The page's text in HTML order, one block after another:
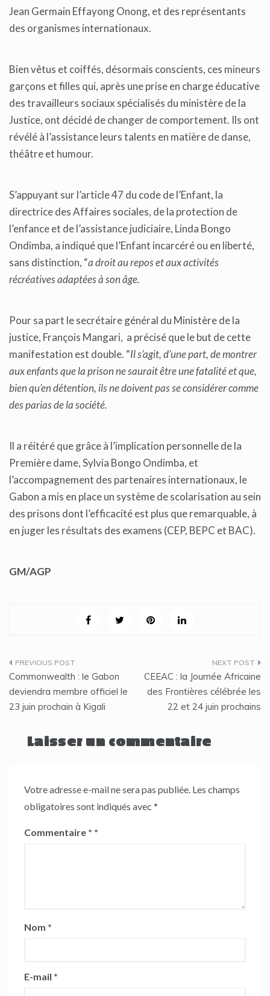
Jean Germain Effayong Onong, et des représentants
des organismes internationaux.
Bien vêtus et coiffés, désormais conscients, ces mineurs
garçons et filles qui, après une prise en charge éducative
des travailleurs sociaux spécialisés du ministère de la
Justice, ont décidé de changer de comportement. Ils ont
révélé à l’assistance leurs talents en matière de danse,
théâtre et humour.
S’appuyant sur l’article 47 du code de l’Enfant, la
directrice des Affaires sociales, de la protection de
l’enfance et de l’assistance judiciaire, Linda Bongo
Ondimba, a indiqué que l’Enfant incarcéré ou en liberté,
sans distinction, “a droit au repos et aux activités
récréatives adaptées à son âge.
Pour sa part le secrétaire général du Ministère de la
justice, François Mangari, a précisé que le but de cette
manifestation est double. “Il s’agit, d’une part, de montrer
aux enfants que la prison ne saurait être une fatalité et que,
bien qu’en détention, ils ne doivent pas se considérer comme
des parias de la société.
Il a réitéré que grâce à l’implication personnelle de la
Première dame, Sylvia Bongo Ondimba, et
l’accompagnement des partenaires internationaux, le
Gabon a mis en place un système de scolarisation au sein
des prisons dont l’efficacité est plus que remarquable, à
en juger les résultats des examens (CEP, BEPC et BAC).
GM/AGP
Navigation
de
l’article
Commonwealth : le Gabon
deviendra membre officiel le
23 juin prochain à Kigali
CEEAC : la Journée Africaine
des Frontières célébrée les
22 et 24 juin prochains
Laisser un commentaire
Votre adresse e-mail ne sera pas publiée. Les champs
obligatoires sont indiqués avec *
Commentaire *
Nom *
E-mail *